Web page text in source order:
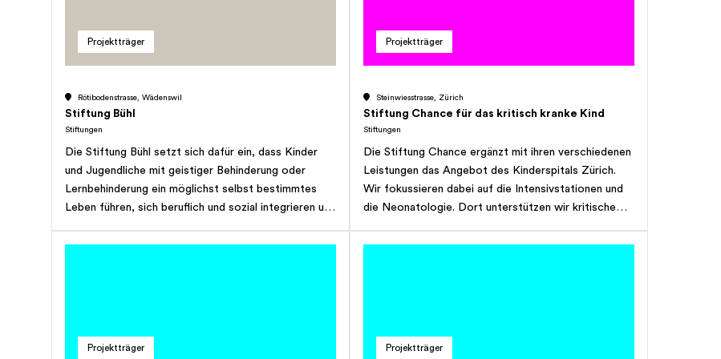
benötigt, kann unsere Leistungen zu sozial
verträglichen Tarifen in Anspruch nehmen.</p>
veräussern sowie alle Geschäfte eingehen und
Verträge abschliessen, die geeignet sind, den Zweck
der Stiftung zu fördern, oder die direkt oder indirekt
befugt, Finanzierungs-, Sanierungs- und
Interzessionsmassnahmen zu Gunsten von
Tochtergesellschaften Darlehen zu gewähren. Sie
kann sich für sozialpolitische Anliegen einsetzen. Die
Charakter und ist nicht gewinnorientiert.
Projektträger
Rötibodenstrasse, Wädenswil
Stiftung Bühl
Stiftungen
Die Stiftung Bühl setzt sich dafür ein, dass Kinder
und Jugendliche mit geistiger Behinderung oder
Lernbehinderung ein möglichst selbst bestimmtes
Leben führen, sich beruflich und sozial integrieren und
umfasst eine heilpädagogische Schule, eine
einem Unternehmen des 1. Arbeitsmarktes.
Projektträger
Steinwiesstrasse, Zürich
Stiftung Chance für das kritisch kranke Kind
Stiftungen
Die Stiftung Chance ergänzt mit ihren verschiedenen
Leistungen das Angebot des Kinderspitals Zürich.
Wir fokussieren dabei auf die Intensivstationen und
die Neonatologie. Dort unterstützen wir kritische
Medizin und Pflege.
Projektträger Projektträger